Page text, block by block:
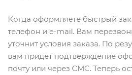
Когда оформляете быстрый
телефон и e-mail. Вам
уточнит условия заказа. По
вам придет подтверждение
почту или через СМС. Теперь